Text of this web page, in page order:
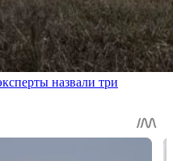
назвали три